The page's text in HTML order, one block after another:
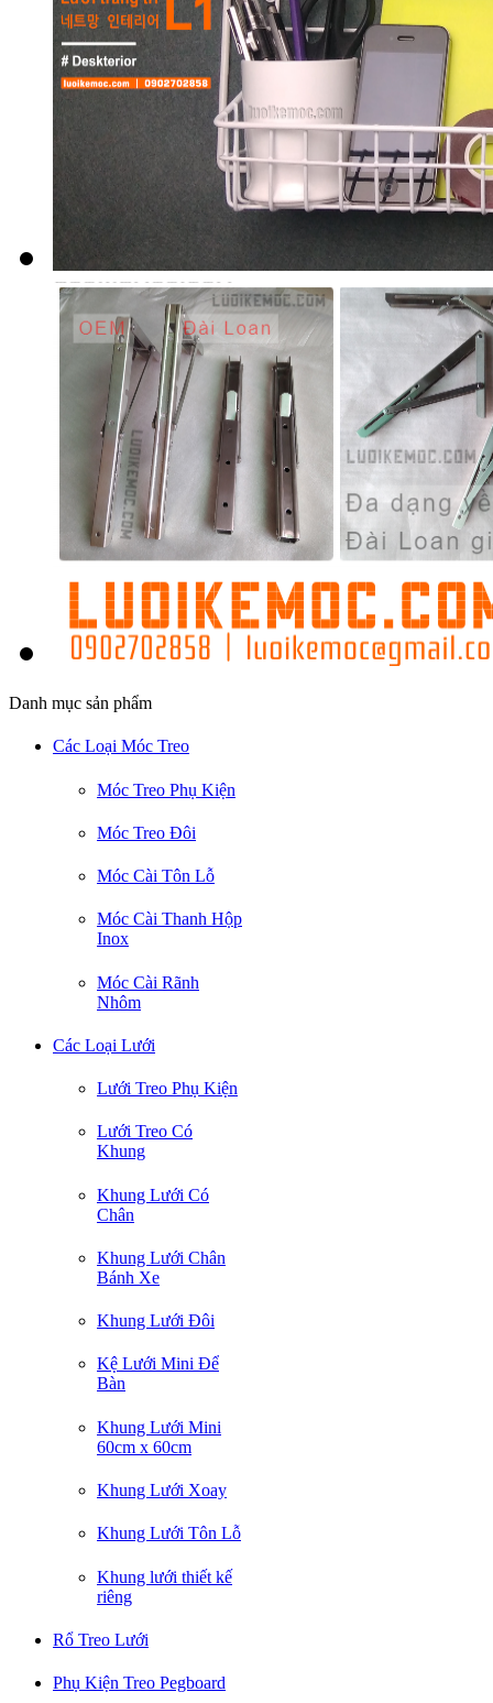
Danh mục sản phẩm
Các Loại Móc Treo
Móc Treo Phụ Kiện
Móc Treo Đôi
Móc Cài Tôn Lỗ
Móc Cài Thanh Hộp
Inox
Móc Cài Rãnh
Nhôm
Các Loại Lưới
Lưới Treo Phụ Kiện
Lưới Treo Có
Khung
Khung Lưới Có
Chân
Khung Lưới Chân
Bánh Xe
Khung Lưới Đôi
Kệ Lưới Mini Để
Bàn
Khung Lưới Mini
60cm x 60cm
Khung Lưới Xoay
Khung Lưới Tôn Lỗ
Khung lưới thiết kế
riêng
Rổ Treo Lưới
Phụ Kiện Treo Pegboard